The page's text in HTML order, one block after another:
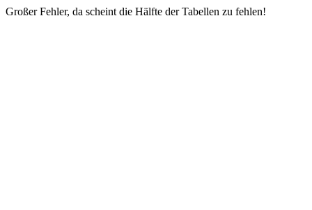
Großer Fehler, da scheint die Hälfte der Tabellen zu fehlen!